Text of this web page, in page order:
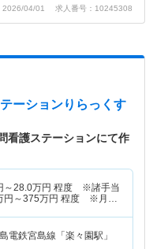
2026/04/01 求人番号：10245308
ーションりらっくす
看護ステーションにて作
～28.0万円 程度 ※諸手当
円～375万円 程度 ※月収
電鉄宮島線「楽々園駅」